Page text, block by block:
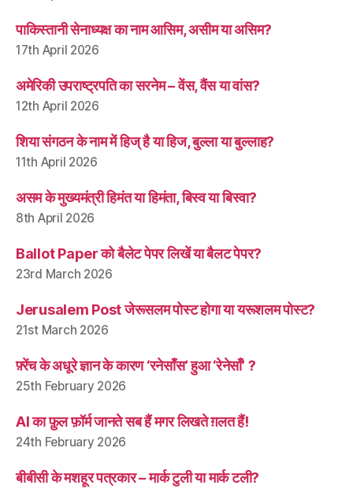
पाकिस्तानी सेनाध्यक्ष का नाम आसिम, असीम या असिम?
17th April 2026
अमेरिकी उपराष्ट्रपति का सरनेम – वेंस, वैंस या वांस?
12th April 2026
शिया संगठन के नाम में हिज् है या हिज, बुल्ला या बुल्लाह?
11th April 2026
असम के मुख्यमंत्री हिमंत या हिमंता, बिस्व या बिस्वा?
8th April 2026
Ballot Paper को बैलेट पेपर लिखें या बैलट पेपर?
23rd March 2026
Jerusalem Post जेरूसलम पोस्ट होगा या यरूशलम पोस्ट?
21st March 2026
फ़्रेंच के अधूरे ज्ञान के कारण ‘रनेसाँस’ हुआ ‘रेनेसाँ’ ?
25th February 2026
AI का फ़ुल फ़ॉर्म जानते सब हैं मगर लिखते ग़लत हैं!
24th February 2026
बीबीसी के मशहूर पत्रकार – मार्क टुली या मार्क टली?